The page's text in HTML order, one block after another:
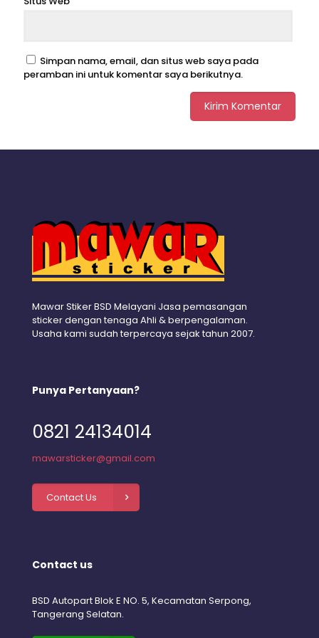
Simpan nama, email, dan situs web saya pada
peramban ini untuk komentar saya berikutnya.
Mawar Stiker BSD Melayani Jasa pemasangan
sticker dengan tenaga Ahli & berpengalaman.
Usaha kami sudah terpercaya sejak tahun 2007.
Punya Pertanyaan?
0821 24134014
mawarsticker@gmail.com
Contact Us
Contact us
BSD Autopart Blok E NO. 5, Kecamatan Serpong,
Tangerang Selatan.